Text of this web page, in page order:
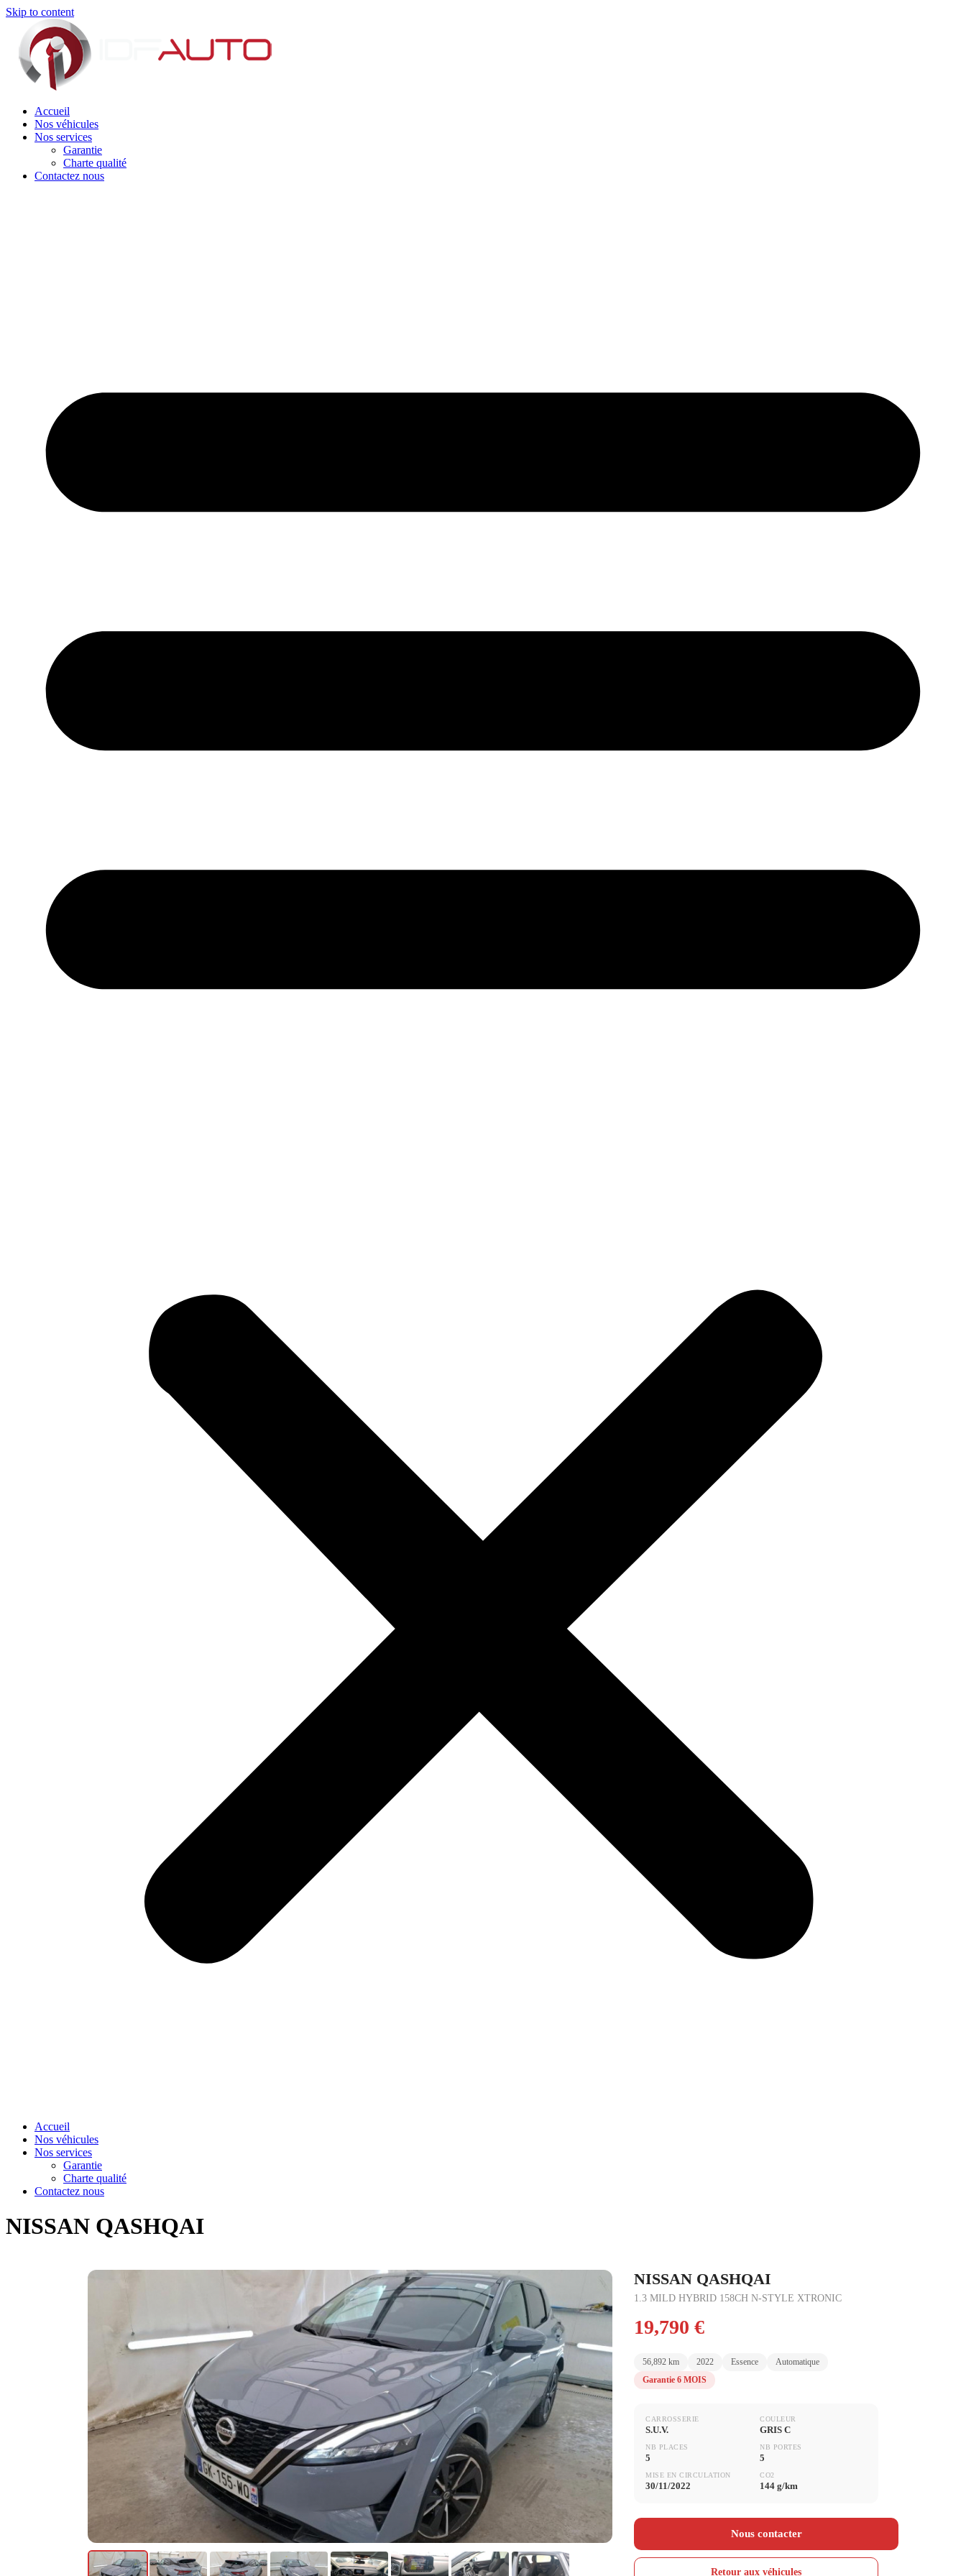
Skip to content
Accueil
Nos véhicules
Nos services
Garantie
Charte qualité
Contactez nous
Accueil
Nos véhicules
Nos services
Garantie
Charte qualité
Contactez nous
NISSAN QASHQAI
NISSAN QASHQAI
1.3 MILD HYBRID 158CH N-STYLE XTRONIC
19,790 €
56,892 km 2022 Essence
Automatique
Garantie 6 MOIS
CARROSSERIE
S.U.V.
COULEUR
GRIS C
NB PLACES
5
NB PORTES
5
MISE EN CIRCULATION
30/11/2022
CO2
144 g/km
Nous contacter
Retour aux véhicules